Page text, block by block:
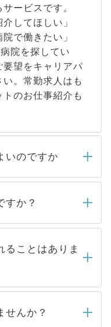
ービスです。
してほしい」
で働きたい」
院を探してい
望をキャリアパ
。常勤求人はも
のお仕事紹介も
いのですか
弊社担当者がご
メールもしくは
にはご連絡をせて
くお待ちくださ
すか？
扱っている求人の
からご覧いただ
。非公開求人は
には公開してい
気のある医療機
ることはありま
は一切ありませ
内定をいただい
せんか？